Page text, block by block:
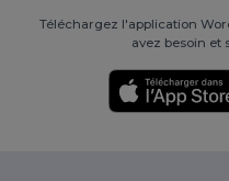
Téléchargez l'application
avez besoin et